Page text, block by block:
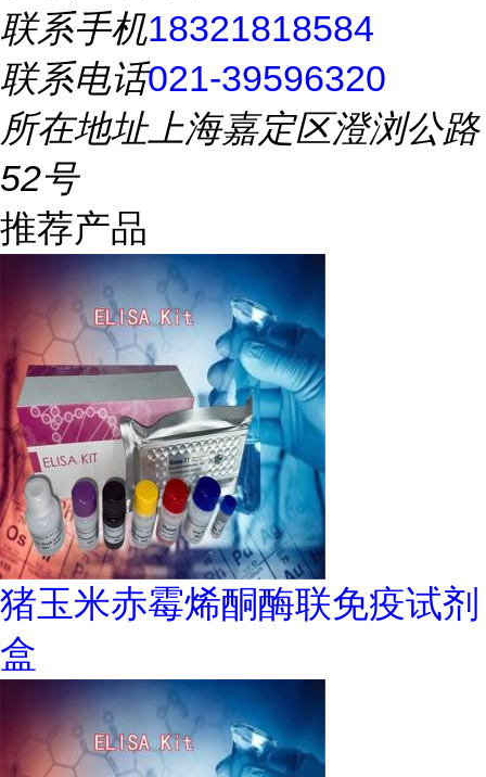
联系手机18321818584
联系电话021-39596320
所在地址上海嘉定区澄浏公路
52号
推荐产品
猪玉米赤霉烯酮酶联免疫试剂
盒